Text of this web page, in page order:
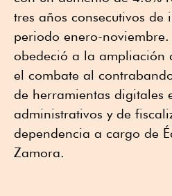
tres años consecutivos de
periodo enero-noviembre.
obedeció a la ampliación
el combate al
de herramientas digitales
administrativos y de
dependencia a cargo de
Zamora.